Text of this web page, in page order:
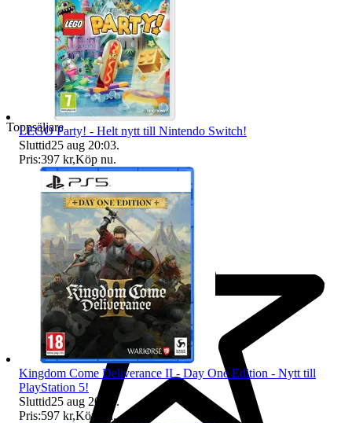
Toppsäljare
LEGO Party! - Helt nytt till Nintendo Switch!
Sluttid25 aug 20:03.
Pris:397 kr,Köp nu.
Kingdom Come Deliverance II - Day One Edition - Nytt till
PlayStation 5!
Sluttid25 aug 20:03 .
Pris:597 kr,Köp nu.